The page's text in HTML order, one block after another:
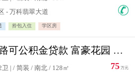
- 万科翡翠大道
拎包入住 学区房
松霞路可公积金贷款 富豪花园 复式住宅急售送小棚
卫 | / 简装 / 南北 / 128㎡
75 万元